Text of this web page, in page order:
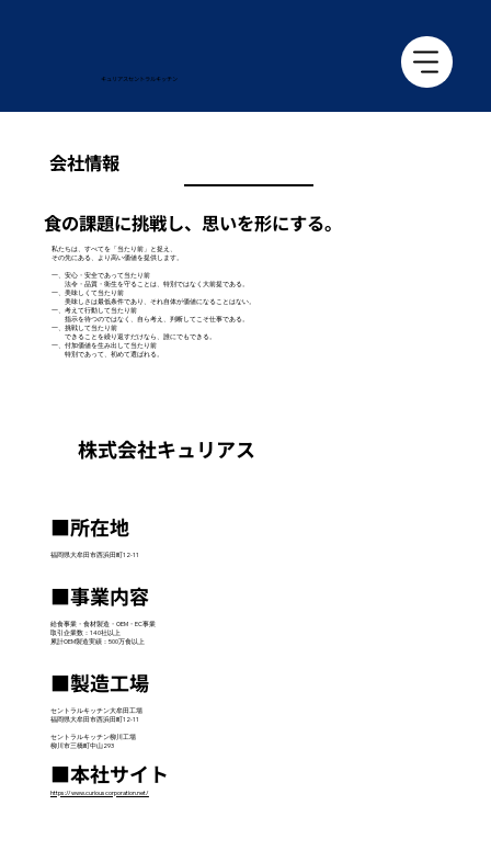
キュリアス​セントラルキッチン
会社情報
食の課題に挑戦し、思いを形にする。
私たちは、すべてを「当たり前」と捉え、
その先にある、より高い価値を提供します。
一、安心・安全であって当たり前
法令・品質・衛生を守ることは、特別ではなく大前提である。
一、美味しくて当たり前
美味しさは最低条件であり、それ自体が価値になることはない。
一、考えて行動して当たり前
指示を待つのではなく、自ら考え、判断してこそ仕事である。
一、挑戦して当たり前
できることを繰り返すだけなら、誰にでもできる。
一、付加価値を生み出して当たり前
特別であって、初めて選ばれる。
株式会社キュリアス
■所在地
福岡県大牟田市西浜田町12-11
■事業内容
給食事業・食材製造・OEM・EC事業
取引企業数：140社以上
累計OEM製造実績：500万食以上
■製造工場
セントラルキッチン大牟田工場
福岡県大牟田市西浜田町12-11
セントラルキッチン柳川工場
柳川市三橋町中山293
■本社サイト
https://www.curiouscorporation.net/